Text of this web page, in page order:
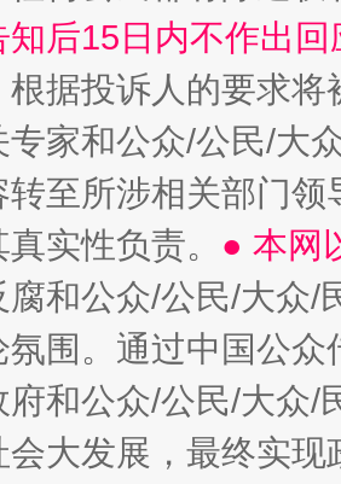
后15日内不作出
根据投诉人的要求将
家和公众/公民/大
转至所涉相关部门
实性负责。 ● 本网
腐和公众/公民/大众
氛围。通过中国公
府和公众/公民/大众
会大发展，最终实